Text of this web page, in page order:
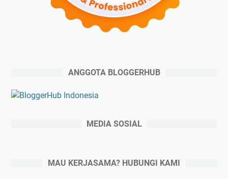
ANGGOTA BLOGGERHUB
MEDIA SOSIAL
MAU KERJASAMA? HUBUNGI KAMI